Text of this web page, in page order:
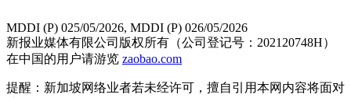
MDDI (P) 025/05/2026, MDDI (P) 026/05/2026
新报业媒体有限公司版权所有（公司登记号：202120748H）
在中国的用户请游览 zaobao.com
提醒：新加坡网络业者若未经许可，擅自引用本网内容将面对